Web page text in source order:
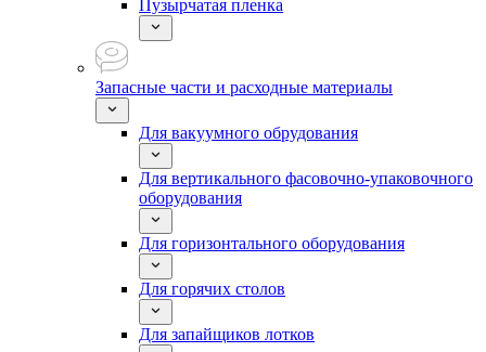
Пузырчатая пленка
Запасные части и расходные материалы
Для вакуумного обрудования
Для вертикального фасовочно-упаковочного
оборудования
Для горизонтального оборудования
Для горячих столов
Для запайщиков лотков